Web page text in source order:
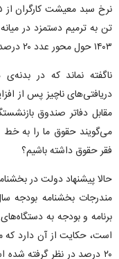
تن به ترمیم دستمزد در
۱۴۰۳ حول محور عدد ۲۰ درصد بچرخد؟
ناگفته نماند که در
دریافتی‌های ناچیز پس از
مقابل دفاتر صندوق
می‌گویند حقوق ما را به خط
فقر حقوق داشته باشیم؟
مندرجات بخشنامه بودجه
است، حکایت از آن دارد که
۲۰ درصد در نظر گرفته